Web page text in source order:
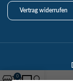
Vertrag widerrufen
0